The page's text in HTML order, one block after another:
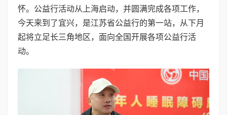
怀。公益行活动从上海启动，并圆满完成各项工作，
今天来到了宜兴，是江苏省公益行的第一站，从下月
起将立足长三角地区，面向全国开展各项公益行活
动。